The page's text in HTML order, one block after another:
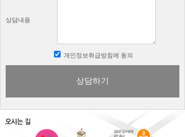
상담내용
개인정보취급방침에 동의